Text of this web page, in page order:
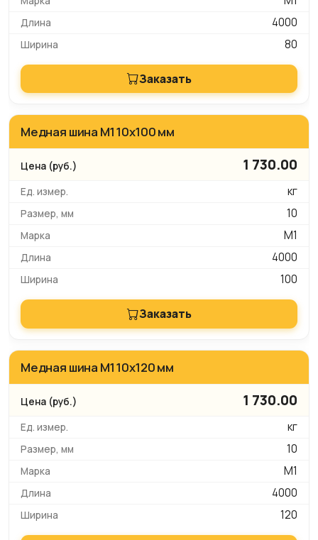
4000
80
Заказать
Медная шина М1 10х100 мм
1 730.00
кг
10
М1
4000
100
Заказать
Медная шина М1 10х120 мм
1 730.00
кг
10
М1
4000
120